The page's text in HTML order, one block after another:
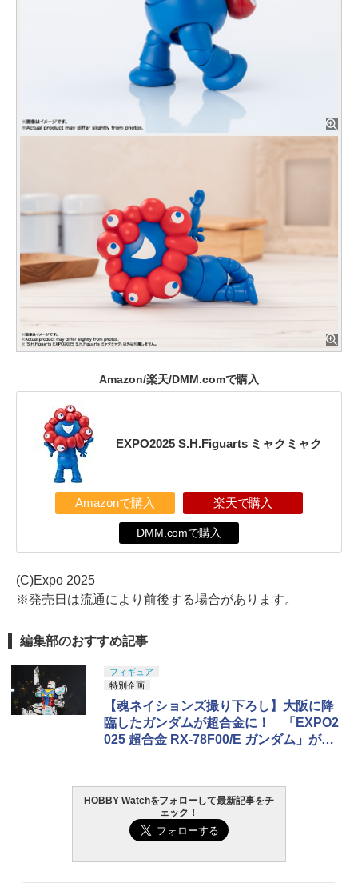
Amazon/楽天/DMM.comで購入
EXPO2025 S.H.Figuarts ミャクミャク
Amazonで購入 楽天で購入
DMM.comで購入
(C)Expo 2025
※発売日は流通により前後する場合があります。
編集部のおすすめ記事
フィギュア
特別企画
【魂ネイションズ撮り下ろし】大阪に降
臨したガンダムが超合金に！ 「EXPO2
025 超合金 RX-78F00/E ガンダム」が展
HOBBY Watchをフォローして最新記事をチ
ェック！